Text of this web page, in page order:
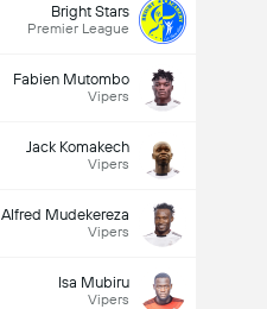
Bright Stars
Premier League
Fabien Mutombo
Vipers
Jack Komakech
Vipers
Alfred Mudekereza
Vipers
Isa Mubiru
Vipers